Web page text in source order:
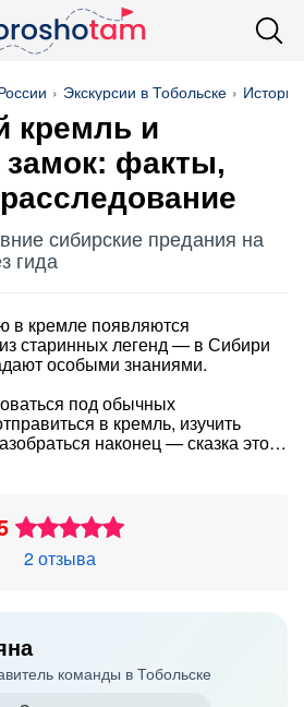
Экскурсии в Тобольске
кремль и
факты,
сибирские предания на
гида
в кремле появляются
старинных легенд — в Сибири
особыми знаниями.
под обычных
в кремль, изучить
наконец — сказка это…
2 отзыва
команды в Тобольске